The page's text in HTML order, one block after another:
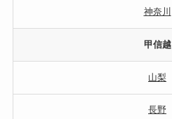
神奈川
甲信越
山梨
長野